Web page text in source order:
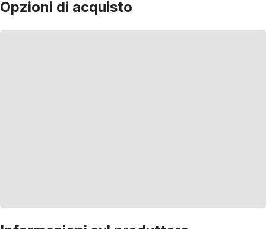
Opzioni di acquisto